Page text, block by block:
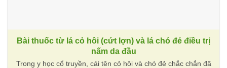
Bài thuốc từ lá cỏ hôi (cứt lợn) và lá chó đẻ điều trị
nấm da đầu
Trong y học cổ truyền, cái tên cỏ hôi và chó đẻ chắc chắn đã